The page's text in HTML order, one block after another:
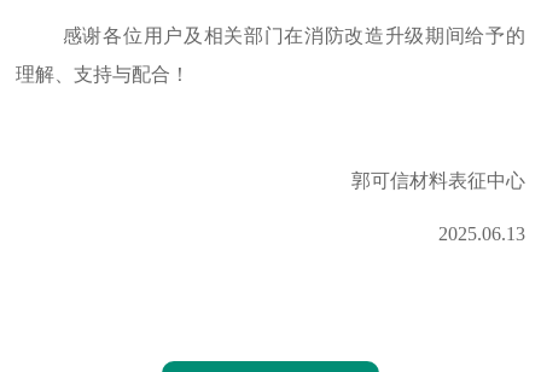
感谢各位用户及相关部门在消防改造升级期间给予的
理解、支持与配合！
郭可信材料表征中心
2025.06.13